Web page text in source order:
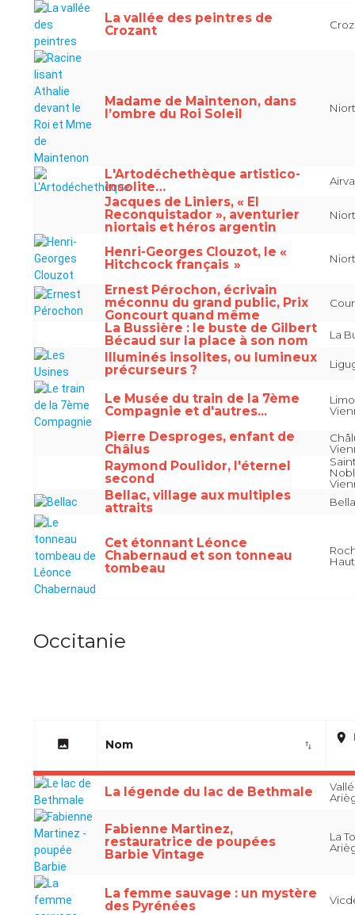
La vallée des peintres de
Crozant
Madame de Maintenon, dans
l’ombre du Roi Soleil
L'Artodéchethèque artistico-
insolite…
Jacques de Liniers, « El
Reconquistador », aventurier
niortais et héros argentin
Henri-Georges Clouzot, le «
Hitchcock français »
Ernest Pérochon, écrivain
méconnu du grand public, Prix
Goncourt quand même
La Bussière : le buste de Gilbert
Bécaud sur la place à son nom
La
Illuminés insolites, ou lumineux
précurseurs ?
Le Musée du train de la 7ème
Compagnie et d'autres...
Pierre Desproges, enfant de
Châlus
Raymond Poulidor, l'éternel
second
Bellac, village aux multiples
attraits
Cet étonnant Léonce
Chabernaud et son tonneau
tombeau
Occitanie
image Nom import_export
place
La légende du lac de Bethmale
Fabienne Martinez,
restauratrice de poupées
Barbie Vintage
La
La femme sauvage : un mystère
des Pyrénées